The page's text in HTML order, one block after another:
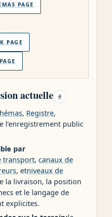
PAGE
PAGE
actuelle #
, Registre,
l’enregistrement public
par
transport, canaux de
, etniveaux de
la livraison, la position
et le langage de
explicites.